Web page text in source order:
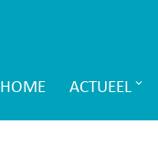
Main
HOME ACTUEEL